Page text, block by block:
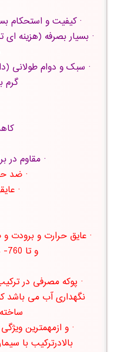
· کیفیت و استحکام
· بسیار بصرفه (هزینه ای
گرم
· مقاوم در
· ضد
·
و تا 760- درجه مقاوم است)
· پوکه مصرفی در
نگهداری آب می
· و ازمهمترین
بالادرترکیب با